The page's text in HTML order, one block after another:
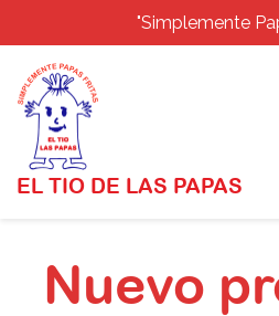
contenido
"Simplemente
EL TIO DE LAS PAPAS
Nuevo